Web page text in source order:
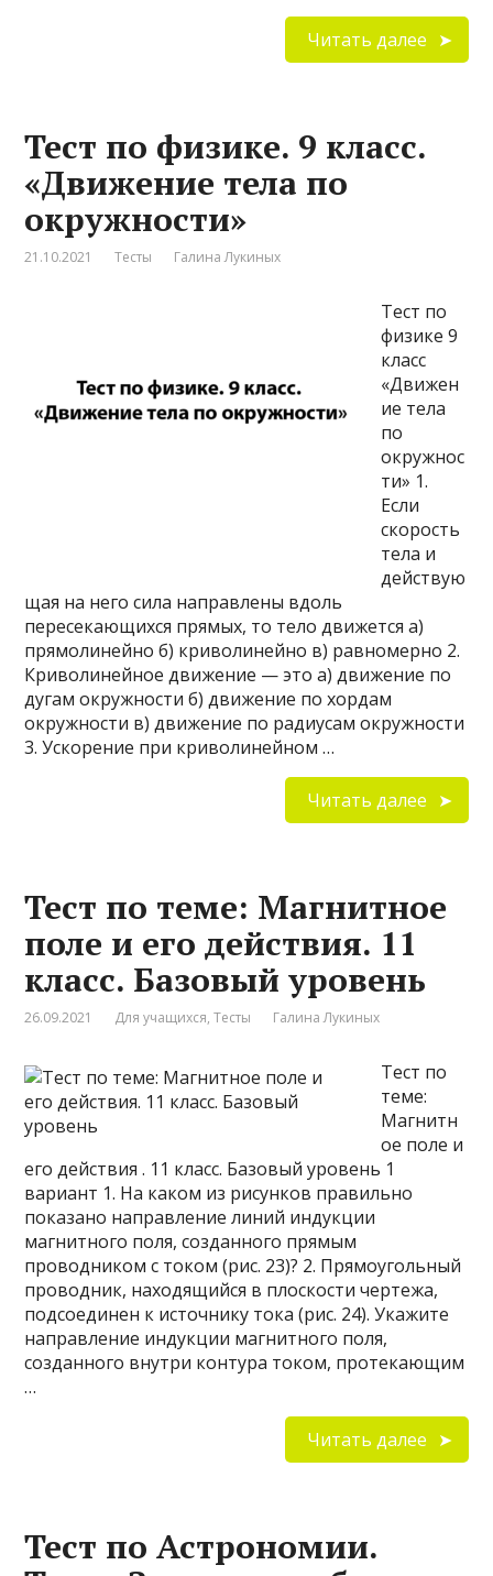
Читать далее
Тест по физике. 9 класс.
«Движение тела по
окружности»
21.10.2021 Тесты Галина Лукиных
Тест по
физике 9
класс
«Движен
ие тела
по
окружнос
ти» 1.
Если
скорость
тела и
действую
щая на него сила направлены вдоль
пересекающихся прямых, то тело движется а)
прямолинейно б) криволинейно в) равномерно 2.
Криволинейное движение — это а) движение по
дугам окружности б) движение по хордам
окружности в) движение по радиусам окружности
3. Ускорение при криволинейном …
Читать далее
Тест по теме: Магнитное
поле и его действия. 11
класс. Базовый уровень
26.09.2021 Для учащихся,Тесты Галина Лукиных
Тест по
теме:
Магнитн
ое поле и
его действия . 11 класс. Базовый уровень 1
вариант 1. На каком из рисунков правильно
показано направление линий индукции
магнитного поля, созданного прямым
проводником с током (рис. 23)? 2. Прямоугольный
проводник, находящийся в плоскости чертежа,
подсоединен к источнику тока (рис. 24). Укажите
направление индукции магнитного поля,
созданного внутри контура током, протекающим
…
Читать далее
Тест по Астрономии.